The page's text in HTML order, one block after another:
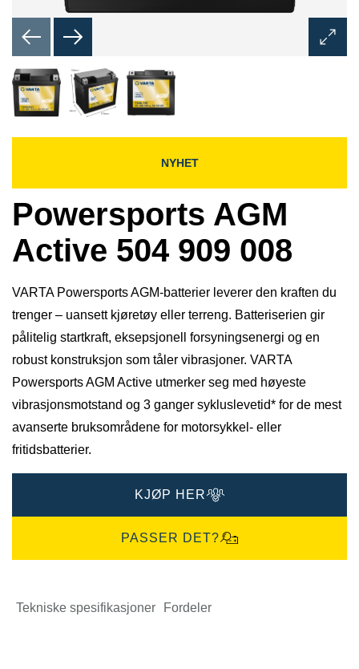
Åpne
NYHET
Powersports AGM
Active 504 909 008
VARTA Powersports AGM-batterier leverer den kraften du
trenger – uansett kjøretøy eller terreng. Batteriserien gir
pålitelig startkraft, eksepsjonell forsyningsenergi og en
robust konstruksjon som tåler vibrasjoner. VARTA
Powersports AGM Active utmerker seg med høyeste
vibrasjonsmotstand og 3 ganger sykluslevetid* for de mest
avanserte bruksområdene for motorsykkel- eller
fritidsbatterier.
KJØP HER
PASSER DET?
Tekniske spesifikasjoner Fordeler